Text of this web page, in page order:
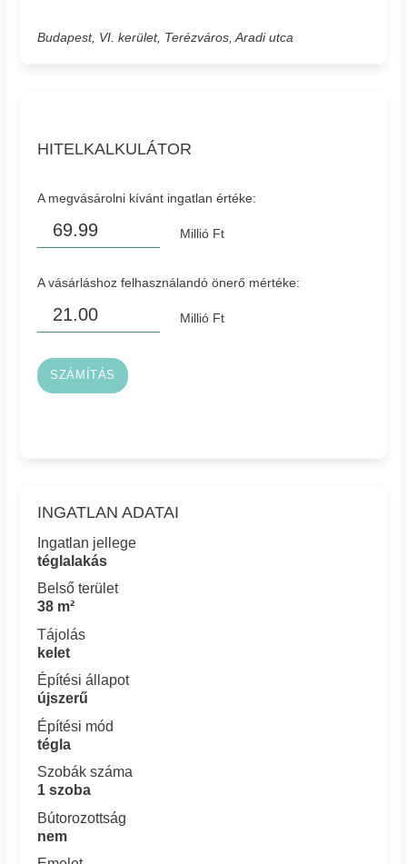
Budapest, VI. kerület, Terézváros, Aradi utca
HITELKALKULÁTOR
A megvásárolni kívánt ingatlan értéke:
Millió Ft
A vásárláshoz felhasználandó önerő mértéke:
Millió Ft
SZÁMÍTÁS
INGATLAN ADATAI
Ingatlan jellege
téglalakás
Belső terület
38 m²
Tájolás
kelet
Építési állapot
újszerű
Építési mód
tégla
Szobák száma
1 szoba
Bútorozottság
nem